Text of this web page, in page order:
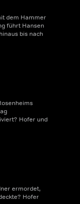
dem Hammer
führt Hansen
bis nach
Hofer und
ermordet,
Hofer